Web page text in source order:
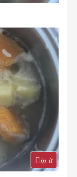
in it